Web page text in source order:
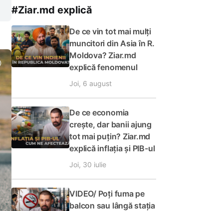
#Ziar.md explică
De ce vin tot mai mulți
muncitori din Asia în R.
Moldova? Ziar.md
explică fenomenul
Joi, 6 august
De ce economia
crește, dar banii ajung
tot mai puțin? Ziar.md
explică inflația și PIB-ul
Joi, 30 iulie
VIDEO/ Poți fuma pe
balcon sau lângă stația